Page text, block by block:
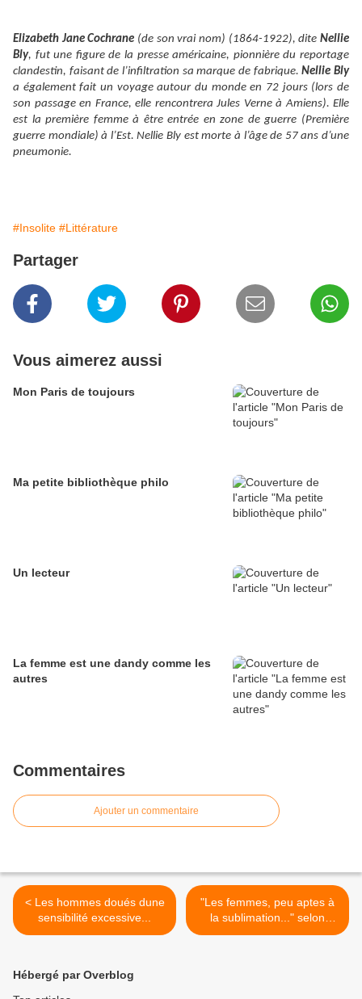
Elizabeth Jane Cochrane (de son vrai nom) (1864-1922), diteNellie
Bly, fut une figure de la presse américaine, pionnière du reportage
clandestin, faisant de l’infiltration sa marque de fabrique.Nellie Bly
a également fait un voyage autour du monde en 72 jours (lors de
son passage en France, elle rencontrera Jules Verne à Amiens). Elle
est la première femme à être entrée en zone de guerre (Première
guerre mondiale) à l’Est. Nellie Bly est morte à l’âge de 57 ans d’une
pneumonie.
#Insolite #Littérature
Partager
Vous aimerez aussi
Mon Paris de toujours
Ma petite bibliothèque philo
Un lecteur
La femme est une dandy comme les
autres
Commentaires
Ajouter un commentaire
< Les hommes doués dune
sensibilité excessive...
"Les femmes, peu aptes à
la sublimation..." selon
Freud >
Hébergé par Overblog